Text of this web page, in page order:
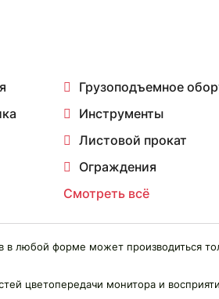
Грузоподъемное
Инструменты
Листовой прокат
Ограждения
Смотреть всё
любой форме может производиться
цветопередачи монитора и